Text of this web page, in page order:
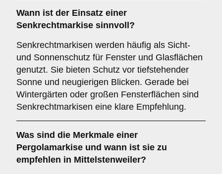
Wann ist der Einsatz einer
Senkrechtmarkise sinnvoll?
Senkrechtmarkisen werden häufig als Sicht-
und Sonnenschutz für Fenster und Glasflächen
genutzt. Sie bieten Schutz vor tiefstehender
Sonne und neugierigen Blicken. Gerade bei
Wintergärten oder großen Fensterflächen sind
Senkrechtmarkisen eine klare Empfehlung.
Was sind die Merkmale einer
Pergolamarkise und wann ist sie zu
empfehlen in Mittelstenweiler?